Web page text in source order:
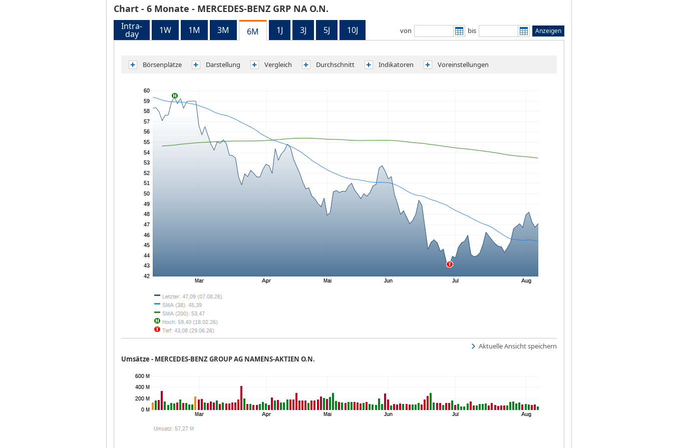
Chart - 6 Monate - MERCEDES-BENZ GRP NA O.N.
von bis Anzeigen
Intra-
day 1W 1M 3M 6M 1J 3J 5J 10J
Börsenplätze Darstellung Vergleich Durchschnitt Indikatoren Voreinstellungen
Aktuelle Ansicht speichern
Umsätze - MERCEDES-BENZ GROUP AG NAMENS-AKTIEN O.N.